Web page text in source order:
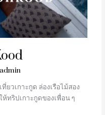
admin
วเกาะกูด ล่องเรือไม้สอง
ทริปเกาะกูดของเพื่อน ๆ